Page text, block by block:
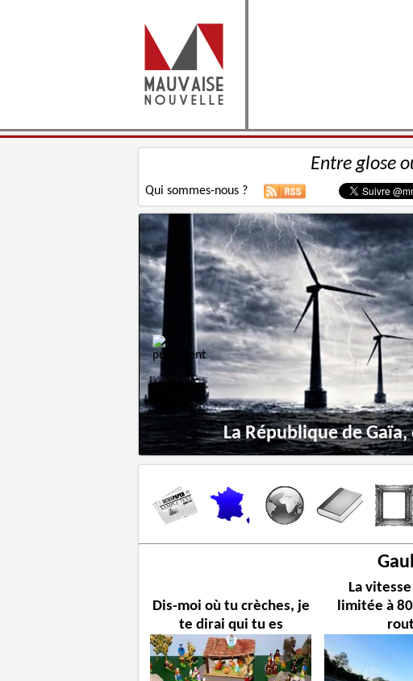
Entre glose
Qui sommes-nous ?
La République de Gaïa,
Dis-moi où tu crèches, je
te dirai qui tu es
La
limitée à